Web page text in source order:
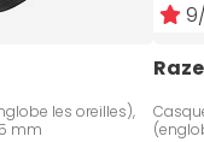
les oreilles),
mm